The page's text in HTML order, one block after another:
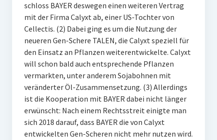
schloss BAYER deswegen einen weiteren Vertrag
mit der Firma Calyxt ab, einer US-Tochter von
Cellectis. (2) Dabei ging es um die Nutzung der
neueren Gen-Schere TALEN, die Calyxt speziell für
den Einsatz an Pflanzen weiterentwickelte. Calyxt
will schon bald auch entsprechende Pflanzen
vermarkten, unter anderem Sojabohnen mit
veränderter Öl-Zusammensetzung. (3) Allerdings
ist die Kooperation mit BAYER dabei nicht länger
erwünscht: Nach einem Rechtsstreit einigte man
sich 2018 darauf, dass BAYER die von Calyxt
entwickelten Gen-Scheren nicht mehr nutzen wird.